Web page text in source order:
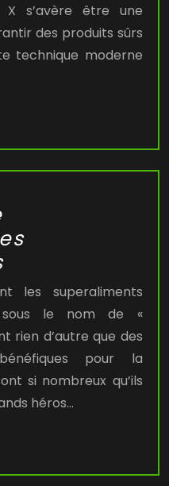
s’avère être une
des produits sûrs
technique moderne
les superaliments
sous le nom de «
rien d’autre que des
pour la
si nombreux qu’ils
héros…